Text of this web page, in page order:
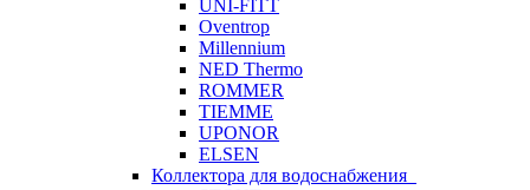
UNI-FITT
Oventrop
Millennium
NED Thermo
ROMMER
TIEMME
UPONOR
ELSEN
Коллектора для водоснабжения